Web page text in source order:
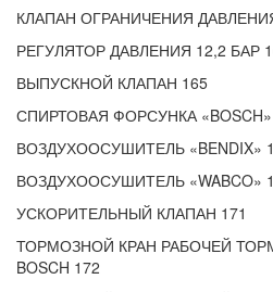
КЛАПАН ОГРАНИЧЕНИЯ
РЕГУЛЯТОР ДАВЛЕНИЯ 12,2 БАР
ВЫПУСКНОЙ КЛАПАН 165
СПИРТОВАЯ ФОРСУНКА «BOSCH»
ВОЗДУХООСУШИТЕЛЬ «BENDIX»
ВОЗДУХООСУШИТЕЛЬ «WABCO»
УСКОРИТЕЛЬНЫЙ КЛАПАН 171
ТОРМОЗНОЙ КРАН РАБОЧЕЙ
BOSCH 172